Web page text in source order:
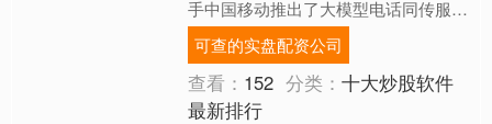
手中国移动推出了大模型电话同传服
务；二则是双方合作的AI速记产品在
2025中国移动产业投资生....
可查的实盘配资公司
查看： 152 分类：十大炒股软件
最新排行